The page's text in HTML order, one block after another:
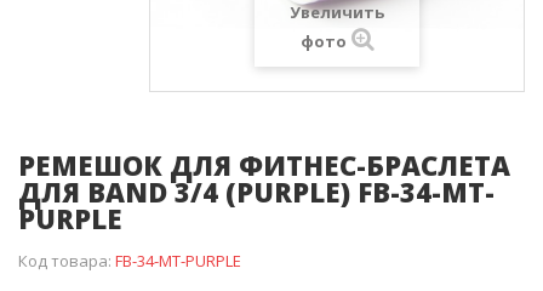
Увеличить
фото
РЕМЕШОК ДЛЯ ФИТНЕС-БРАСЛЕТА
ДЛЯ BAND 3/4 (PURPLE) FB-34-MT-
PURPLE
Код товара: FB-34-MT-PURPLE